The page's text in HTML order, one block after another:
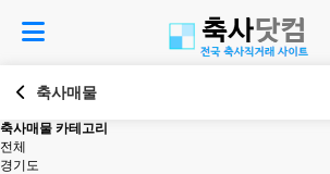
축사매물
축사매물 카테고리
전체
경기도